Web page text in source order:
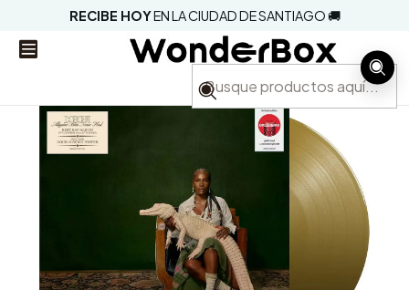
RECIBE HOYEN LA CIUDAD DE SANTIAGO 🚚